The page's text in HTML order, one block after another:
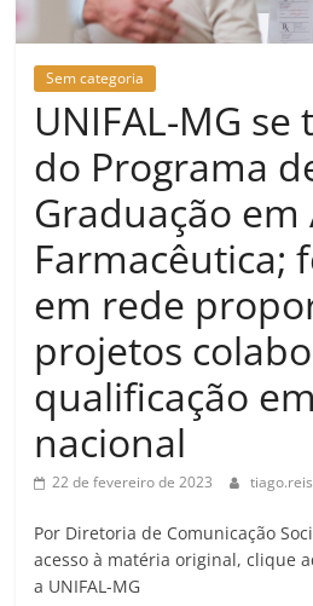
Sem categoria
UNIFAL-MG
do Programa
Graduação em
Farmacêutica;
em rede
projetos
qualificação
nacional
22 de fevereiro de 2023 tiago.reis
Por Diretoria de Comunicação
acesso à matéria original, clique
a UNIFAL-MG